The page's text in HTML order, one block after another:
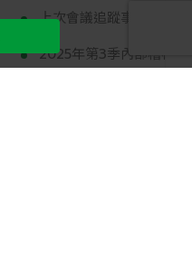
上次會議追蹤事項報告。
2025年第3季內部稽核